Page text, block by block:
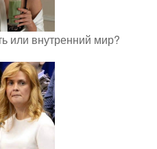
или внутренний мир?